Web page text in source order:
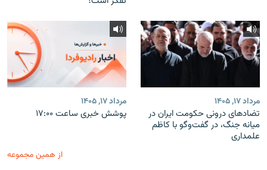
مرداد ۱۷, ۱۴۰۵
تضادهای درونی حکومت ایران در
میانه جنگ، در گفت‌‌وگو با کاظم
علمداری
مرداد ۱۷, ۱۴۰۵
پوشش خبری ساعت ۱۷:۰۰
از همین مجموعه